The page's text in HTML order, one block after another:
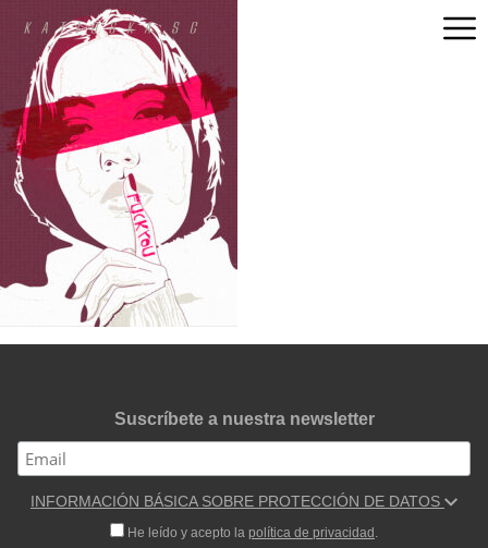
Suscríbete a nuestra newsletter
INFORMACIÓN BÁSICA SOBRE PROTECCIÓN DE DATOS
He leído y acepto la política de privacidad .